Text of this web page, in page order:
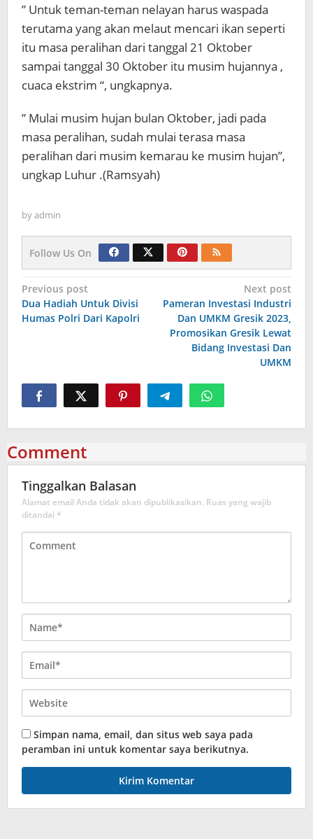
” Untuk teman-teman nelayan harus waspada
terutama yang akan melaut mencari ikan seperti
itu masa peralihan dari tanggal 21 Oktober
sampai tanggal 30 Oktober itu musim hujannya ,
cuaca ekstrim “, ungkapnya.
” Mulai musim hujan bulan Oktober, jadi pada
masa peralihan, sudah mulai terasa masa
peralihan dari musim kemarau ke musim hujan”,
ungkap Luhur .(Ramsyah)
byadmin
Follow Us On
Navigasi
pos
Previous post
Dua Hadiah Untuk Divisi
Humas Polri Dari Kapolri
Next post
Pameran Investasi Industri
Dan UMKM Gresik 2023,
Promosikan Gresik Lewat
Bidang Investasi Dan
UMKM
Comment
Tinggalkan Balasan
Alamat email Anda tidak akan dipublikasikan. Ruas yang wajib
ditandai *
Simpan nama, email, dan situs web saya pada
peramban ini untuk komentar saya berikutnya.